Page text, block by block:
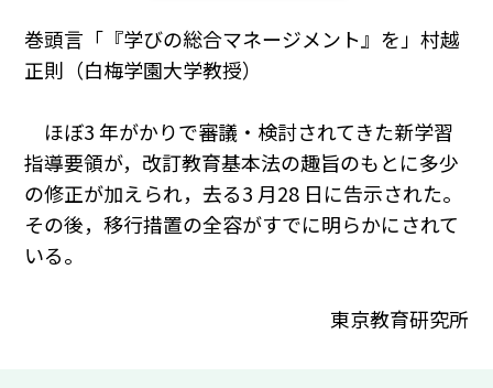
巻頭言「『学びの総合マネージメント』を」村越
正則（白梅学園大学教授）
ほぼ3 年がかりで審議・検討されてきた新学習
指導要領が，改訂教育基本法の趣旨のもとに多少
の修正が加えられ，去る3 月28 日に告示された。
その後，移行措置の全容がすでに明らかにされて
いる。
東京教育研究所